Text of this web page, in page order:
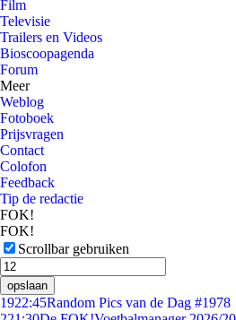
Film
Televisie
Trailers en Videos
Bioscoopagenda
Forum
Meer
Weblog
Fotoboek
Prijsvragen
Contact
Colofon
Feedback
Tip de redactie
FOK!
FOK!
Scrollbar gebruiken
opslaan
1922:45Random Pics van de Dag #1978